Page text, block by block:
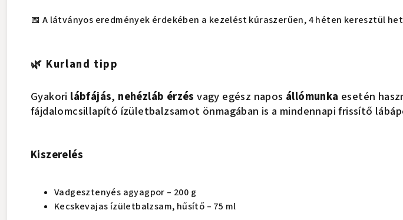
📅 A látványos eredmények érdekében a kezelést kúraszerűen, 4 héten keresztül
🌿 Kurland tipp
Gyakori lábfájás, nehézláb érzés vagy egész napos állómunka esetén
fájdalomcsillapító ízületbalzsamot önmagában is a mindennapi frissítő
Kiszerelés
Vadgesztenyés agyagpor – 200 g
Kecskevajas ízületbalzsam, hűsítő – 75 ml